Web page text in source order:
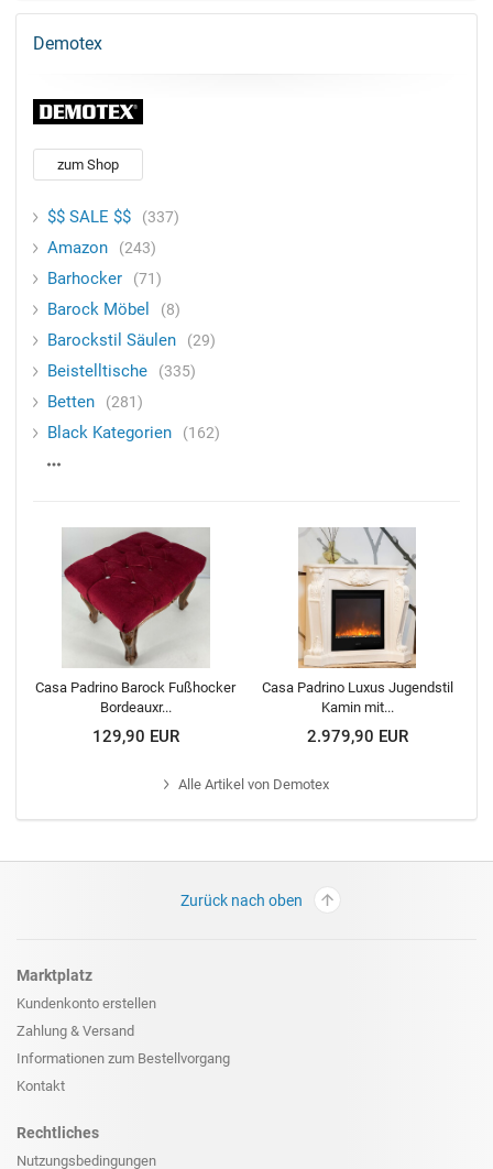
Demotex
zum Shop
$$ SALE $$ 337
Amazon 243
Barhocker 71
Barock Möbel 8
Barockstil Säulen 29
Beistelltische 335
Betten 281
Black Kategorien 162
Casa Padrino Barock Fußhocker
Bordeauxr...
129,90 EUR
Casa Padrino Luxus Jugendstil
Kamin mit...
2.979,90 EUR
Alle Artikel von Demotex
Zurück nach oben
Marktplatz
Kundenkonto erstellen
Zahlung & Versand
Informationen zum Bestellvorgang
Kontakt
Rechtliches
Nutzungsbedingungen